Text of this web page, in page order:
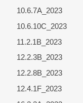
10.6.7A_2023
10.6.10C_2023
11.2.1B_2023
12.2.3B_2023
12.2.8B_2023
12.4.1F_2023